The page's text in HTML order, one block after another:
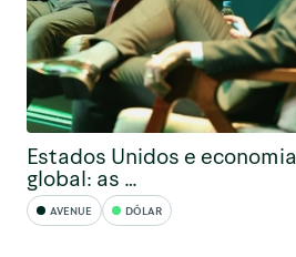
Estados Unidos e economia
global: as …
AVENUE DÓLAR